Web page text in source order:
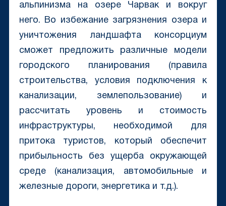
альпинизма на озере Чарвак и вокруг
него. Во избежание загрязнения озера и
уничтожения ландшафта консорциум
сможет предложить различные модели
городского планирования (правила
строительства, условия подключения к
канализации, землепользование) и
рассчитать уровень и стоимость
инфраструктуры, необходимой для
притока туристов, который обеспечит
прибыльность без ущерба окружающей
среде (канализация, автомобильные и
железные дороги, энергетика и т.д.).